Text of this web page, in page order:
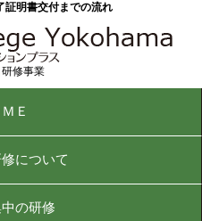
証明書交付までの流れ
修事業
Ｅ
について
の研修